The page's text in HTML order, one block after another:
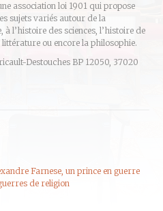
association loi 1901 qui propose
sujets variés autour de la
à l’histoire des sciences, l’histoire de
ou encore la philosophie.
Destouches BP 12050, 37020
Farnese, un prince en guerre
de religion